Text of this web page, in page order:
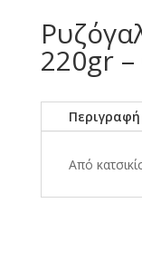
220gr
Περιγραφή
Από